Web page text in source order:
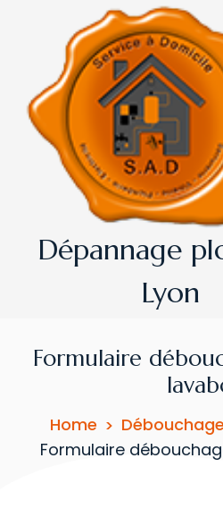
Dépannage
Lyon
Formulaire
Home
Formulaire